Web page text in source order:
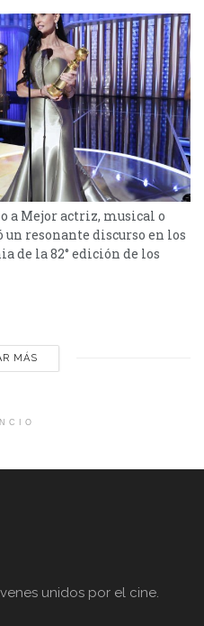
a Mejor actriz, musical o
resonante discurso en los
de la 82° edición de los
brindaron discursos
Moore, ganadora del
MÁS
unidos por el cine.